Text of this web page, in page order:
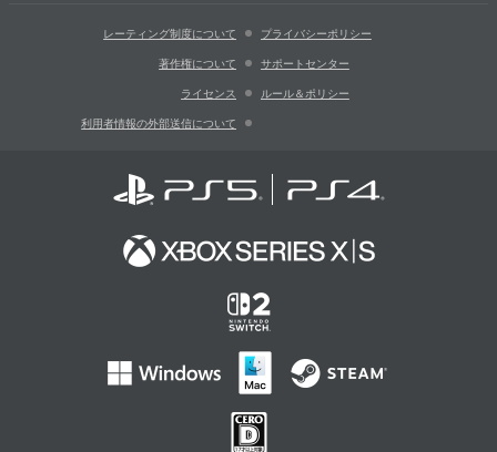
レーティング制度について プライバシーポリシー
著作権について サポートセンター
ライセンス ルール＆ポリシー
利用者情報の外部送信について